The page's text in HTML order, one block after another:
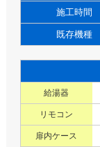
施工時間
既存機種
給湯器
リモコン
扉内ケース